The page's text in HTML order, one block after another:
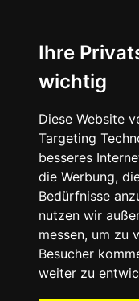
Ihre
wichtig
Diese Website
Targeting
besseres
die Werbung,
Bedürfnisse
nutzen wir
messen, um zu
Besucher
weiter zu